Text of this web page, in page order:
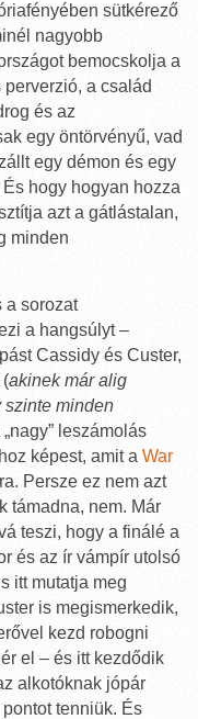
sütkérező
nagyobb
bemocskolja a
a család
és az
egy öntörvényű, vad
egy démon és egy
hogy hogyan hozza
azt a gátlástalan,
minden
a sorozat
a hangsúlyt –
Cassidy és Custer,
(akinek már alig
szinte minden
leszámolás
képest, amit a War
Persze ez nem azt
támadna, nem. Már
teszi, hogy a finálé a
és az ír vámpír utolsó
itt mutatja meg
is megismerkedik,
kezd robogni
el – és itt kezdődik
alkotóknak jópár
tenniük. És